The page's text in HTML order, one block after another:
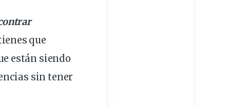
que
están siendo
sin tener